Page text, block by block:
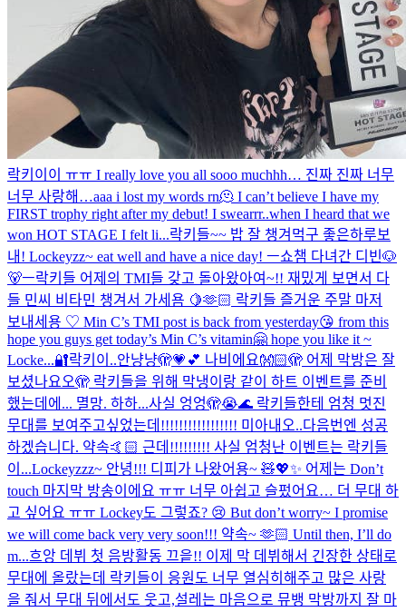
락키이이 ㅠㅠ I really love you all sooo muchhh… 진짜 진짜 너무
너무 사랑해…aaa i lost my words rn🫠 I can’t believe I have my
FIRST trophy right after my debut! I swearrr..when I heard that we
won HOT STAGE I felt li...락키들~~ 밥 잘 챙겨먹구 좋은하루보
내! Lockeyzz~ eat well and have a nice day! ㅡ쇼챔 다녀간 디빈🐶
🐻ㅡ락키들 어제의 TMI들 갖고 돌아왔아여~!! 재밌게 보면서 다
들 민씨 비타민 챙겨서 가세욤 🍋🫶🏻 락키들 즐거운 주말 마저
보내세용 ♡ Min C’s TMI post is back from yesterday😘 from this
hope you guys get today’s Min C’s vitamin🤗 hope you like it ~
Locke...🔐락키이..안냥냥🫣💗💕 나비에요👐🏻🫣 어제 막방은 잘
보셨나요오🫣 락키들을 위해 막냉이랑 같이 하트 이벤트를 준비
했는데에... 멸망. 하하...사실 엉엉🫣😭🌊 락키들한테 엄청 멋진
무대를 보여주고싶었는데!!!!!!!!!!!!!!!!! 미아내오..다음번엔 성공
하겠습니다. 약속🤙🏻 근데!!!!!!!!! 사실 엄청난 이벤트는 락키들
이...Lockeyzzz~ 안녕!!! 디피가 나왔어용~ 🧸💖✨ 어제는 Don’t
touch 마지막 방송이에요 ㅠㅠ 너무 아쉽고 슬펐어요… 더 무대 하
고 싶어요 ㅠㅠ Lockey도 그렇죠? 😢 But don’t worry~ I promise
we will come back very very soon!!! 약속~ 🫶🏻 Until then, I’ll do
m...흐앙 데뷔 첫 음방활동 끄읕!! 이제 막 데뷔해서 긴장한 상태로
무대에 올랐는데 락키들이 응원도 너무 열심히해주고 많은 사랑
을 줘서 무대 뒤에서도 웃고,설레는 마음으로 뮤뱅 막방까지 잘 마